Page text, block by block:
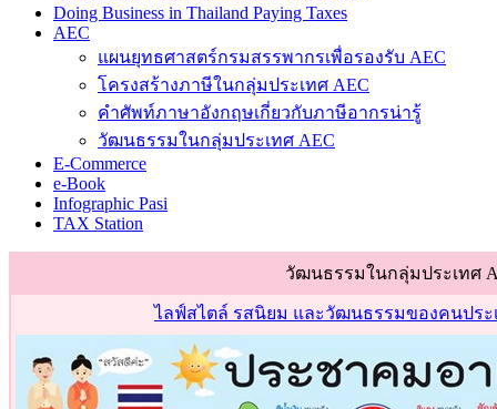
Doing Business in Thailand Paying Taxes
AEC
แผนยุทธศาสตร์กรมสรรพากรเพื่อรองรับ AEC
โครงสร้างภาษีในกลุ่มประเทศ AEC
คำศัพท์ภาษาอังกฤษเกี่ยวกับภาษีอากรน่ารู้
วัฒนธรรมในกลุ่มประเทศ AEC
E-Commerce
e-Book
Infographic Pasi
TAX Station
วัฒนธรรมในกลุ่มประเทศ
ไลฟ์สไตล์ รสนิยม และวัฒนธรรมของคนประ